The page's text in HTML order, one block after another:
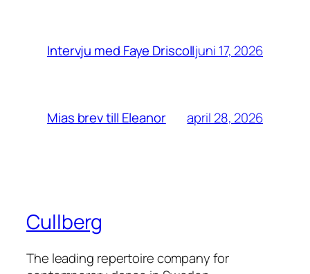
Intervju med Faye Driscolljuni 17, 2026
Mias brev till Eleanor april 28, 2026
Cullberg
The leading repertoire company for